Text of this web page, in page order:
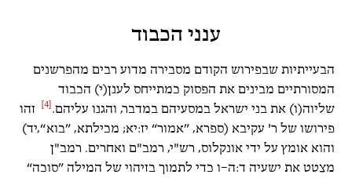
ענני הכבוד
הבעייתיות שבפירוש הקודם מסבירה מדוע רבים מהפרשנים
המסורתיים מבינים את הפסוק כמתייחס לענן(י) הכבוד
שליוה(ו) את בני ישראל במסעיהם במדבר, והגנו עליהם. [4]
זהו
פירושו של ר' עקיבא (ספרא, ”אמור“ יז:יא; מכילתא,”בוא“,יד)
והוא אומץ על ידי אונקלוס, רש"י, רמב"ם ואחרים. רמב"ן
מצטט את ישעיה ד:ה–ו כדי לתמוך בזיהוי של המילה ”סוכה“